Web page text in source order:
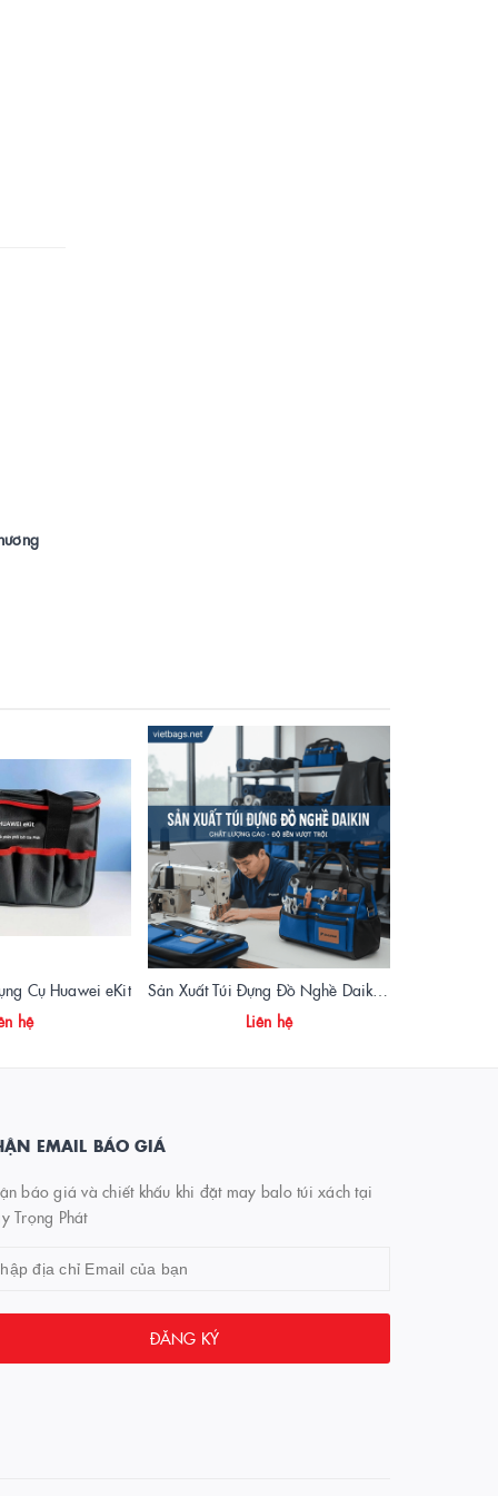
Cụ Huawei eKit
hệ
Sản Xuất Túi Đựng Đồ Nghề Daikin Chất Lượng Cao, Giá Tốt Tại Xưởng Vietbags
Liên hệ
EMAIL BÁO GIÁ
báo giá và chiết khấu khi đặt may balo túi xách tại
Trọng Phát
ĐĂNG KÝ